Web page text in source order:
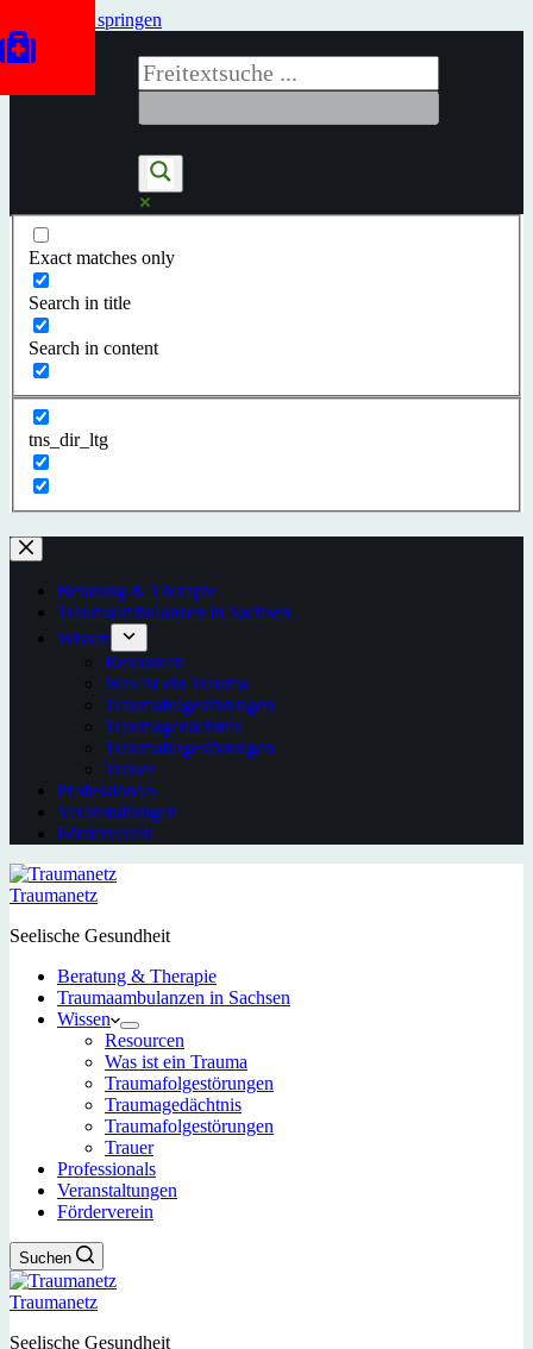
Zum Inhalt springen
Exact matches only
Search in title
Search in content
tns_dir_ltg
Beratung & Therapie
Traumaambulanzen in Sachsen
Wissen
Resourcen
Was ist ein Trauma
Traumafolgestörungen
Traumagedächtnis
Traumafolgestörungen
Trauer
Professionals
Veranstaltungen
Förderverein
Traumanetz
Seelische Gesundheit
Beratung & Therapie
Traumaambulanzen in Sachsen
Wissen
Resourcen
Was ist ein Trauma
Traumafolgestörungen
Traumagedächtnis
Traumafolgestörungen
Trauer
Professionals
Veranstaltungen
Förderverein
Suchen
Traumanetz
Seelische Gesundheit